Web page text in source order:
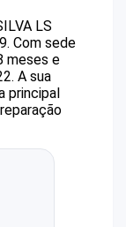
LS
. Com sede
meses e
A sua
principal